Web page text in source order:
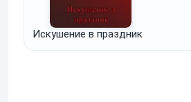
Искушение в праздник